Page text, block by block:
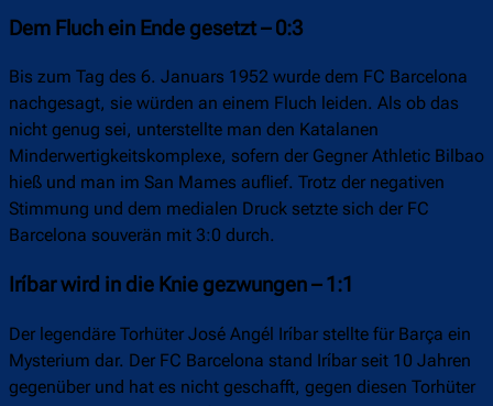
Dem Fluch ein Ende gesetzt – 0:3
Bis zum Tag des 6. Januars 1952 wurde dem FC Barcelona
nachgesagt, sie würden an einem Fluch leiden. Als ob das
nicht genug sei, unterstellte man den Katalanen
Minderwertigkeitskomplexe, sofern der Gegner Athletic Bilbao
hieß und man im San Mames auflief. Trotz der negativen
Stimmung und dem medialen Druck setzte sich der FC
Barcelona souverän mit 3:0 durch.
Iríbar wird in die Knie gezwungen – 1:1
Der legendäre Torhüter José Angél Iríbar stellte für Barça ein
Mysterium dar. Der FC Barcelona stand Iríbar seit 10 Jahren
gegenüber und hat es nicht geschafft, gegen diesen Torhüter